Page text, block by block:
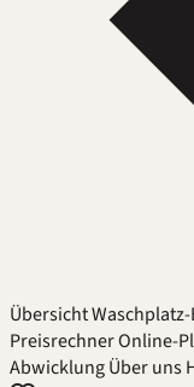
Übersicht
PreisrechnerOnline-
AbwicklungÜber uns